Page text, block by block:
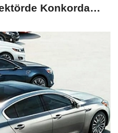
Konkordato